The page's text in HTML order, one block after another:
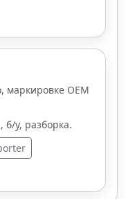
маркировке OEM
у, разборка.